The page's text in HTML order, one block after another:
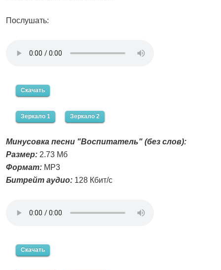
Послушать:
Скачать
Зеркало 1 Зеркало 2
Минусовка песни "Воспитатель" (без слов):
Размер: 2.73 Мб
Формат: MP3
Битрейт аудио: 128 Кбит/с
Скачать